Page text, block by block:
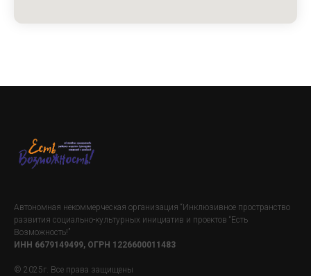
Автономная некоммерческая организация “Инклюзивное пространство
развития социально-культурных инициатив и проектов “Есть
Возможность!”
ИНН 6679149499, ОГРН 1226600011483
© 2025г. Все права защищены